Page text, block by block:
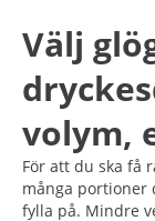
Välj
volym,
För att du ska få
många portioner
fylla på. Mindre